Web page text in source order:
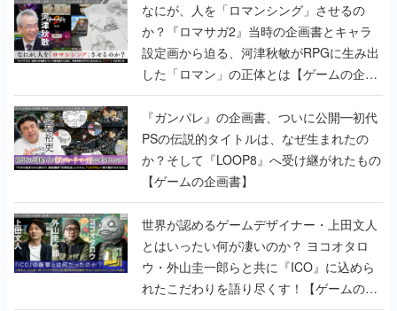
なにが、人を「ロマンシング」させるの
か？『ロマサガ2』当時の企画書とキャラ
設定画から迫る、河津秋敏がRPGに生み出
した「ロマン」の正体とは【ゲームの企画
書】
『ガンパレ』の企画書、ついに公開━初代
PSの伝説的タイトルは、なぜ生まれたの
か？そして『LOOP8』へ受け継がれたもの
【ゲームの企画書】
世界が認めるゲームデザイナー・上田文人
とはいったい何が凄いのか？ ヨコオタロ
ウ・外山圭一郎らと共に『ICO』に込めら
れたこだわりを語り尽くす！【ゲームの企